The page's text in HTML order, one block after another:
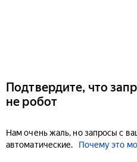
Подтвердите, что
не робот
Нам очень жаль, но запросы с
автоматические.
Почему это